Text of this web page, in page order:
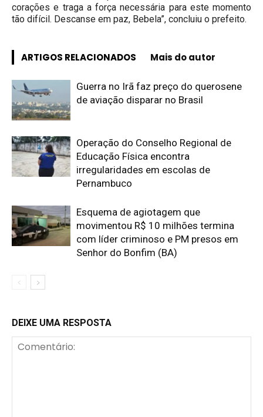
corações e traga a força necessária para este momento
tão difícil. Descanse em paz, Bebela”, concluiu o prefeito.
ARTIGOS RELACIONADOS Mais do autor
Guerra no Irã faz preço do querosene
de aviação disparar no Brasil
Operação do Conselho Regional de
Educação Física encontra
irregularidades em escolas de
Pernambuco
Esquema de agiotagem que
movimentou R$ 10 milhões termina
com líder criminoso e PM presos em
Senhor do Bonfim (BA)
DEIXE UMA RESPOSTA